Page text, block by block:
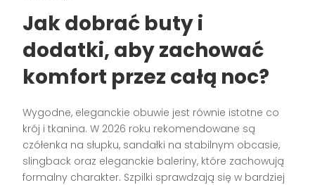
Jak dobrać buty i
dodatki, aby zachować
komfort przez całą noc?
Wygodne, eleganckie obuwie jest równie istotne co
krój i tkanina. W 2026 roku rekomendowane są
czółenka na słupku, sandałki na stabilnym obcasie,
slingback oraz eleganckie baleriny, które zachowują
formalny charakter. Szpilki sprawdzają się w bardziej